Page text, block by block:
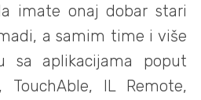
imate onaj dobar stari
a samim time i više
sa aplikacijama poput
TouchAble, IL Remote,